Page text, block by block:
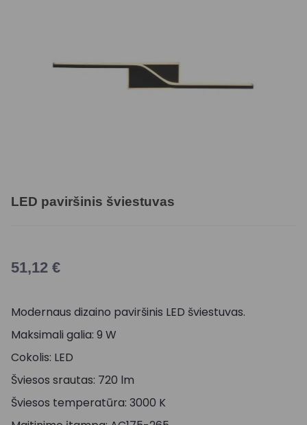
LED paviršinis šviestuvas
51,12 €
Modernaus dizaino paviršinis LED šviestuvas.
Maksimali galia: 9 W
Cokolis: LED
Šviesos srautas: 720 lm
Šviesos temperatūra: 3000 K